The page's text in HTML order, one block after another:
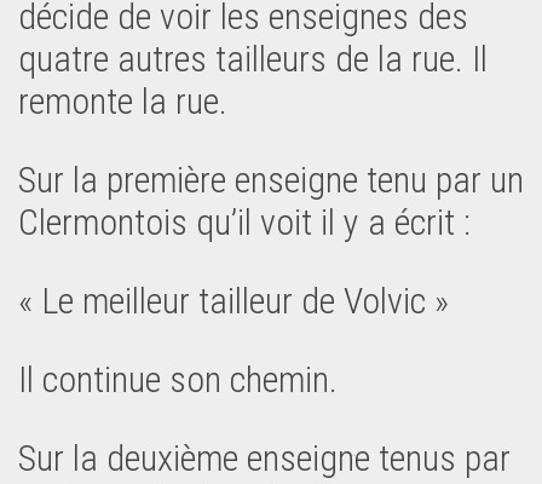
décide de voir les enseignes des
quatre autres tailleurs de la rue. Il
remonte la rue.
Sur la première enseigne tenu par un
Clermontois qu’il voit il y a écrit :
« Le meilleur tailleur de Volvic »
Il continue son chemin.
Sur la deuxième enseigne tenus par